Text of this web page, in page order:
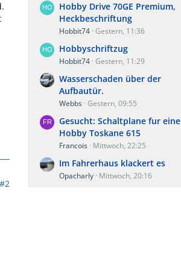
#2
Hobby Drive 70GE Premium,
Heckbeschriftung
Hobbit74 Gestern, 11:36
Hobbyschriftzug
Hobbit74 Gestern, 11:29
Wasserschaden über der
Aufbautür.
Webbs Gestern, 09:55
Gesucht: Schaltplane fur eine
Hobby Toskane 615
Francois Mittwoch, 22:25
Im Fahrerhaus klackert es
Opacharly Mittwoch, 20:16